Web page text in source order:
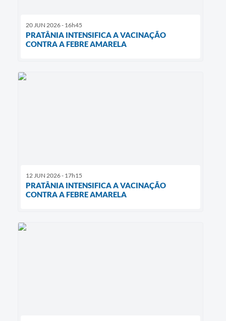
20 JUN 2026 - 16h45
PRATÂNIA INTENSIFICA A VACINAÇÃO
CONTRA A FEBRE AMARELA
12 JUN 2026 - 17h15
PRATÂNIA INTENSIFICA A VACINAÇÃO
CONTRA A FEBRE AMARELA